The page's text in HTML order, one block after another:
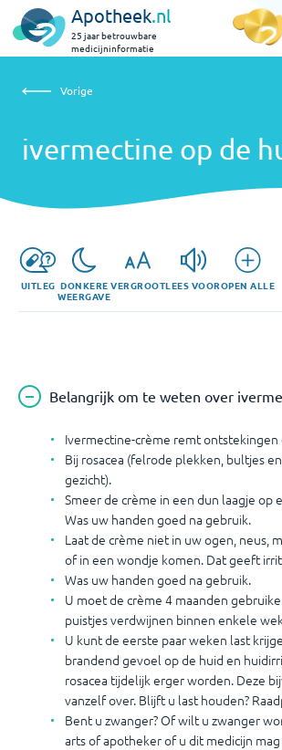
Apotheek.nl
25 jaar betrouwbare
medicijninformatie
ivermectine op de huid
Vorige
ivermectine op de
UITLEG DONKERE
WEERGAVE
VERGROOTLEES VOOROPEN ALLE
Belangrijk om te weten over
Ivermectine-crème remt ontstekingen
Bij rosacea (felrode plekken, bultjes
gezicht).
Smeer de crème in een dun laagje op
Was uw handen goed na gebruik.
Laat de crème niet in uw ogen, neus,
of in een wondje komen. Dat geeft
Was uw handen goed na gebruik.
U moet de crème 4 maanden
puistjes verdwijnen binnen enkele
U kunt de eerste paar weken last
brandend gevoel op de huid en
rosacea tijdelijk erger worden. Deze
vanzelf over. Blijft u last houden?
Bent u zwanger? Of wilt u zwanger
arts of apotheker of u dit medicijn